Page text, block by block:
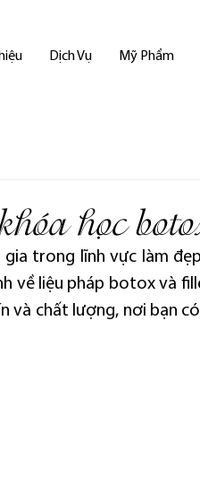
Dịch Vụ Mỹ Phẩm
học
trong lĩnh vực làm
về liệu pháp botox và
và chất lượng, nơi bạn